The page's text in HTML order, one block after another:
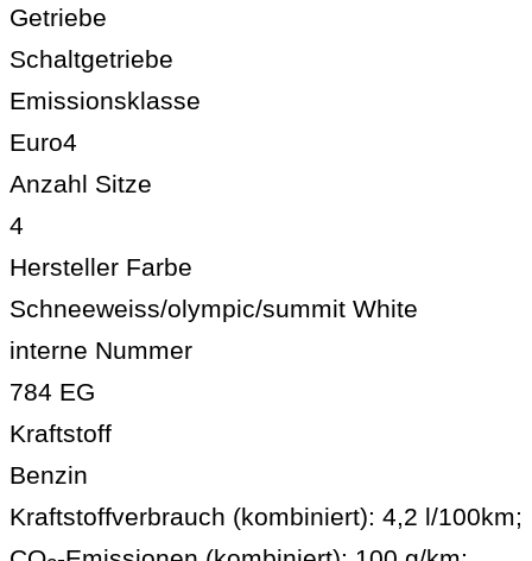
Getriebe
Schaltgetriebe
Emissionsklasse
Euro4
Anzahl Sitze
4
Hersteller Farbe
Schneeweiss/olympic/summit White
interne Nummer
784 EG
Kraftstoff
Benzin
Kraftstoffverbrauch (kombiniert): 4,2 l/100km;